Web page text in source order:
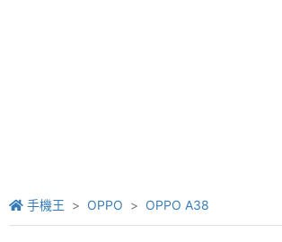
手機王 OPPO OPPO A38